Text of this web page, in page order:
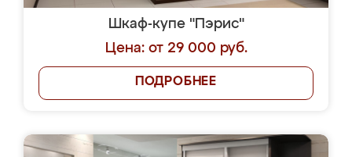
Шкаф-купе "Пэрис"
Цена: от 29 000 руб.
ПОДРОБНЕЕ